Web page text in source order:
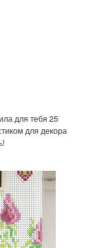
для тебя 25
для декора